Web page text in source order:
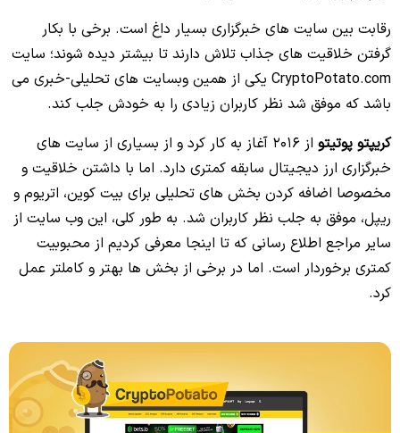
رقابت بین سایت های خبرگزاری بسیار داغ است. برخی با بکار
گرفتن خلاقیت های جذاب تلاش دارند تا بیشتر دیده شوند؛ سایت
CryptoPotato.com یکی از همین وبسایت های تحلیلی-خبری می
باشد که موفق شد نظر کاربران زیادی را به خودش جلب کند.
کریپتو پوتیتو
از 2016 آغاز به کار کرد و از بسیاری از سایت های
خبرگزاری ارز دیجیتال سابقه کمتری دارد. اما با داشتن خلاقیت و
مخصوصا اضافه کردن بخش های تحلیلی برای بیت کوین، اتریوم و
ریپل، موفق به جلب نظر کاربران شد. به طور کلی، این وب سایت از
سایر مراجع اطلاع رسانی که تا اینجا معرفی کردیم از محبوبیت
کمتری برخوردار است. اما در برخی از بخش ها بهتر و کاملتر عمل
کرد.